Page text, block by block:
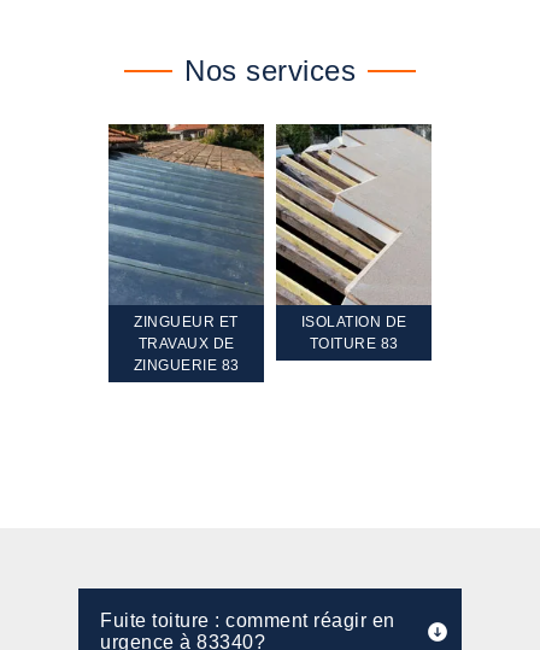
Nos services
ZINGUEUR ET
TRAVAUX DE
ZINGUERIE 83
ISOLATION DE
TOITURE 83
Fuite toiture : comment réagir en
urgence à 83340?